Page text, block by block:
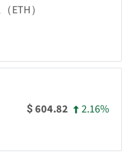
ETH）
$604.82 2.16%